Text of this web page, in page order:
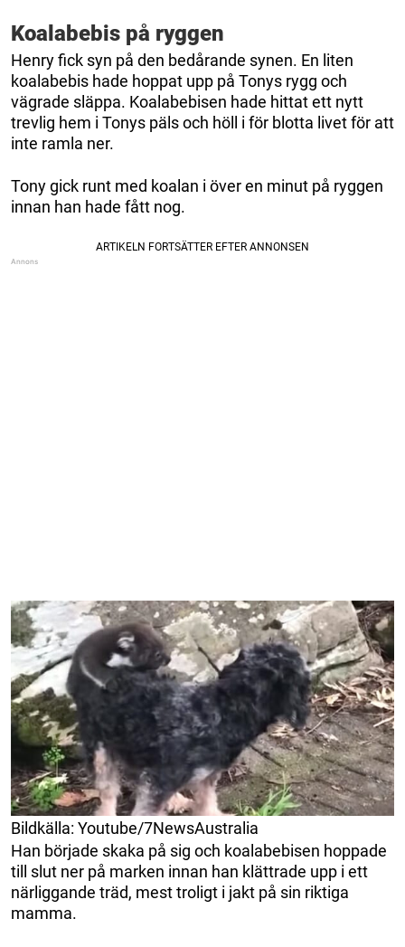
Koalabebis på ryggen
Henry fick syn på den bedårande synen. En liten
koalabebis hade hoppat upp på Tonys rygg och
vägrade släppa. Koalabebisen hade hittat ett nytt
trevlig hem i Tonys päls och höll i för blotta livet för att
inte ramla ner.
Tony gick runt med koalan i över en minut på ryggen
innan han hade fått nog.
Bildkälla: Youtube/7NewsAustralia
Han började skaka på sig och koalabebisen hoppade
till slut ner på marken innan han klättrade upp i ett
närliggande träd, mest troligt i jakt på sin riktiga
mamma.